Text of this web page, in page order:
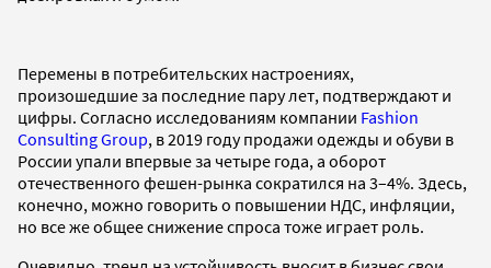
Перемены в потребительских настроениях,
произошедшие за последние пару лет, подтверждают и
цифры. Согласно исследованиям компании Fashion
Consulting Group, в 2019 году продажи одежды и обуви в
России упали впервые за четыре года, а оборот
отечественного фешен-рынка сократился на 3–4%. Здесь,
конечно, можно говорить о повышении НДС, инфляции,
но все же общее снижение спроса тоже играет роль.